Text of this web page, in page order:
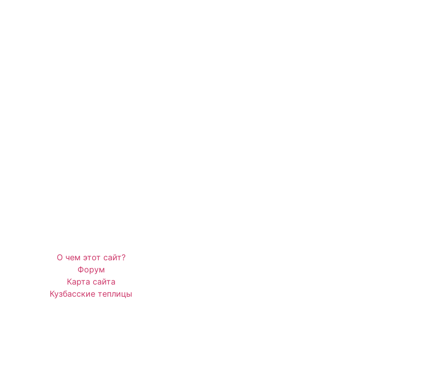
О чем этот сайт?
Форум
Карта сайта
Кузбасские теплицы